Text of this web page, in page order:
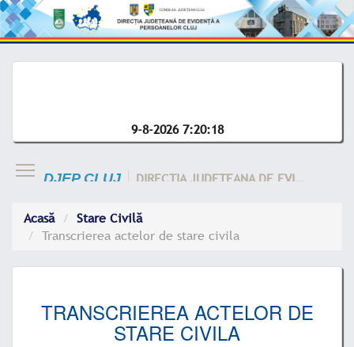
9-8-2026 7:20:19
DJEP CLUJ DIRECTIA JUDETEANA DE EVIDENTA A CLUJ
Acasă
Stare Civilă
Transcrierea actelor de stare civila
TRANSCRIEREA ACTELOR DE
STARE CIVILA